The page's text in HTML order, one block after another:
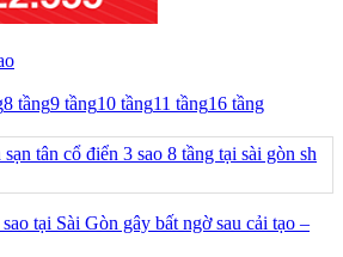
8 tầng9 tầng10 tầng11 tầng16 tầng
tại Sài Gòn gây bất ngờ sau cải tạo –